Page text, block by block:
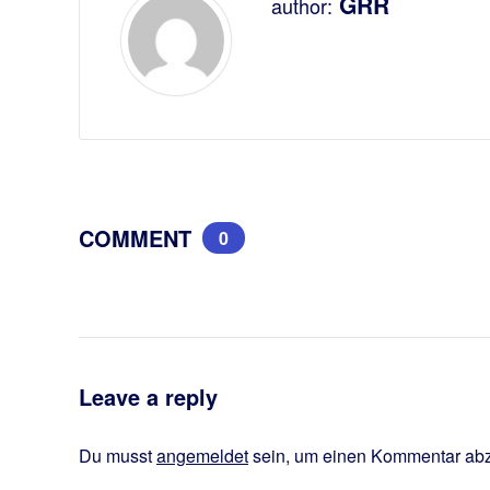
author:
COMMENT 0
Leave a reply
Du musstangemeldetsein, um einen Kommentar